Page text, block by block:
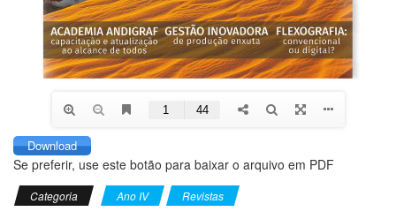
Download
Se preferir, use este botão para baixar o arquivo em PDF
Categoria Ano IV Revistas